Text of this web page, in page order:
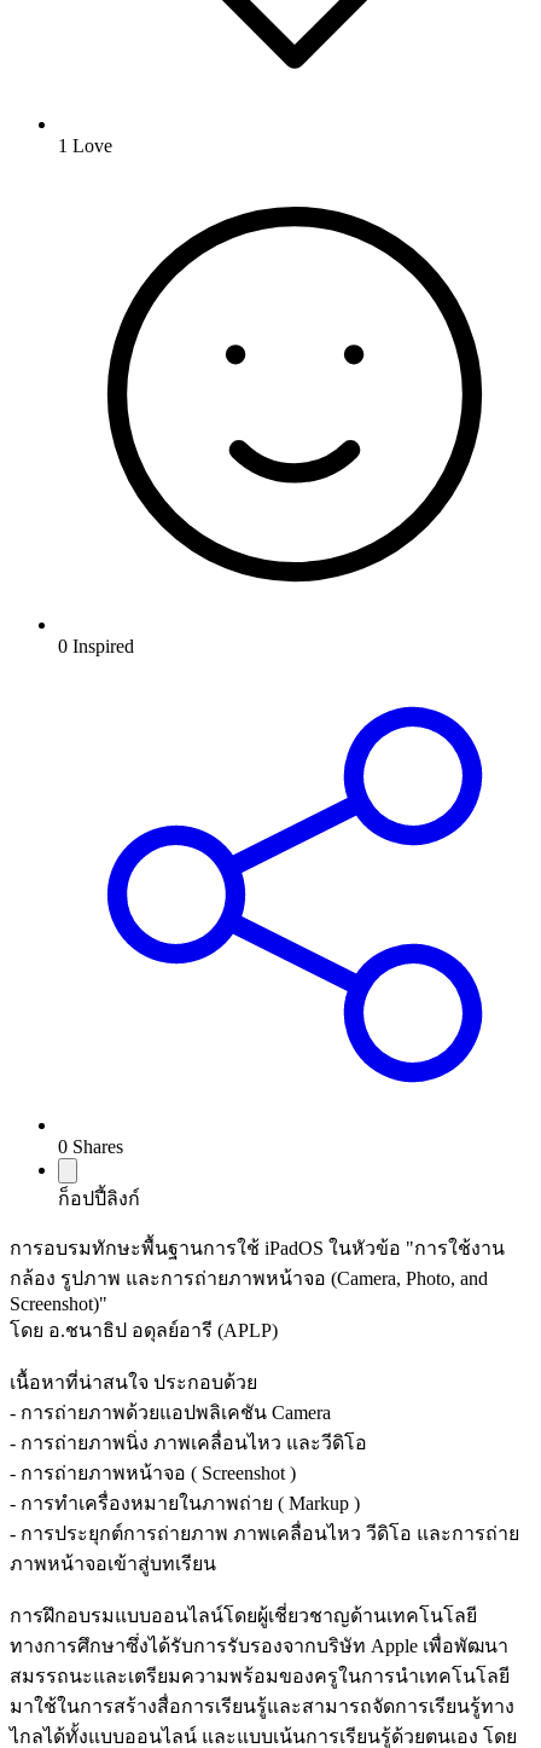
1 Love
0 Inspired
0 Shares
ก็อปปี้ลิงก์
การอบรมทักษะพื้นฐานการใช้ iPadOS ในหัวข้อ "การใช้งาน
กล้อง รูปภาพ และการถ่ายภาพหน้าจอ (Camera, Photo, and
Screenshot)"
โดย อ.ชนาธิป อดุลย์อารี (APLP)
เนื้อหาที่น่าสนใจ ประกอบด้วย
- การถ่ายภาพด้วยแอปพลิเคชัน Camera
- การถ่ายภาพนิ่ง ภาพเคลื่อนไหว และวีดิโอ
- การถ่ายภาพหน้าจอ ( Screenshot )
- การทำเครื่องหมายในภาพถ่าย ( Markup )
- การประยุกต์การถ่ายภาพ ภาพเคลื่อนไหว วีดิโอ และการถ่าย
ภาพหน้าจอเข้าสู่บทเรียน
การฝึกอบรมแบบออนไลน์โดยผู้เชี่ยวชาญด้านเทคโนโลยี
ทางการศึกษาซึ่งได้รับการรับรองจากบริษัท Apple เพื่อพัฒนา
สมรรถนะและเตรียมความพร้อมของครูในการนำเทคโนโลยี
มาใช้ในการสร้างสื่อการเรียนรู้และสามารถจัดการเรียนรู้ทาง
ไกลได้ทั้งแบบออนไลน์ และแบบเน้นการเรียนรู้ด้วยตนเอง โดย